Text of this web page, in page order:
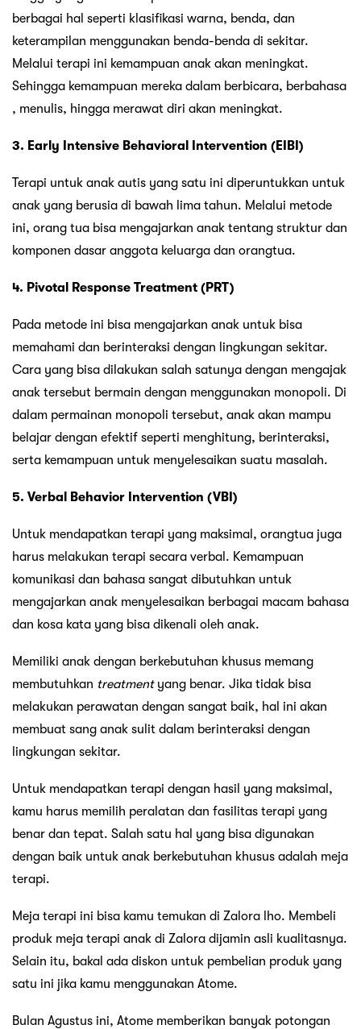
berbagai hal seperti klasifikasi warna, benda, dan
keterampilan menggunakan benda-benda di sekitar.
Melalui terapi ini kemampuan anak akan meningkat.
Sehingga kemampuan mereka dalam berbicara, berbahasa
, menulis, hingga merawat diri akan meningkat.
3. Early Intensive Behavioral Intervention (EIBI)
Terapi untuk anak autis yang satu ini diperuntukkan untuk
anak yang berusia di bawah lima tahun. Melalui metode
ini, orang tua bisa mengajarkan anak tentang struktur dan
komponen dasar anggota keluarga dan orangtua.
4. Pivotal Response Treatment (PRT)
Pada metode ini bisa mengajarkan anak untuk bisa
memahami dan berinteraksi dengan lingkungan sekitar.
Cara yang bisa dilakukan salah satunya dengan mengajak
anak tersebut bermain dengan menggunakan monopoli. Di
dalam permainan monopoli tersebut, anak akan mampu
belajar dengan efektif seperti menghitung, berinteraksi,
serta kemampuan untuk menyelesaikan suatu masalah.
5. Verbal Behavior Intervention (VBI)
Untuk mendapatkan terapi yang maksimal, orangtua juga
harus melakukan terapi secara verbal. Kemampuan
komunikasi dan bahasa sangat dibutuhkan untuk
mengajarkan anak menyelesaikan berbagai macam bahasa
dan kosa kata yang bisa dikenali oleh anak.
Memiliki anak dengan berkebutuhan khusus memang
membutuhkan treatmentyang benar. Jika tidak bisa
melakukan perawatan dengan sangat baik, hal ini akan
membuat sang anak sulit dalam berinteraksi dengan
lingkungan sekitar.
Untuk mendapatkan terapi dengan hasil yang maksimal,
kamu harus memilih peralatan dan fasilitas terapi yang
benar dan tepat. Salah satu hal yang bisa digunakan
dengan baik untuk anak berkebutuhan khusus adalah meja
terapi.
Meja terapi ini bisa kamu temukan di Zalora lho. Membeli
produk meja terapi anak di Zalora dijamin asli kualitasnya.
Selain itu, bakal ada diskon untuk pembelian produk yang
satu ini jika kamu menggunakan Atome.
Bulan Agustus ini, Atome memberikan banyak potongan